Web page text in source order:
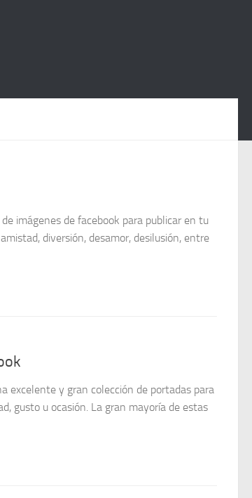
imágenes de facebook para publicar en tu
diversión, desamor, desilusión, entre
excelente y gran colección de portadas para
gusto u ocasión. La gran mayoría de estas